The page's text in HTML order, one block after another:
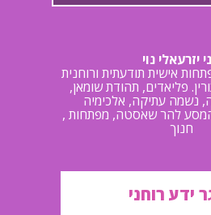
יזרעאלי נוי
אישית תודעתית ורוחנית
פליאדים, תהודת שומאן,
, המסע לדמנהור, המסע להר שאסטה, מפתחות
חנוך
ידע רוחני